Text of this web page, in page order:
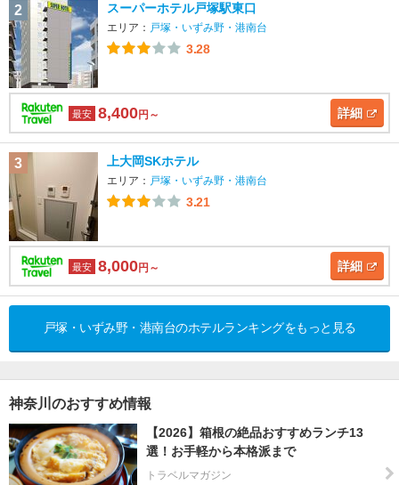
2 スーパーホテル戸塚駅東口
エリア： 戸塚・いずみ野・港南台
3.28
最安 8,400円～ 詳細
3 上大岡SKホテル
エリア： 戸塚・いずみ野・港南台
3.21
最安 8,000円～ 詳細
戸塚・いずみ野・港南台のホテルランキングをもっと見る
神奈川のおすすめ情報
【2026】箱根の絶品おすすめランチ13
選！お手軽から本格派まで
トラベルマガジン